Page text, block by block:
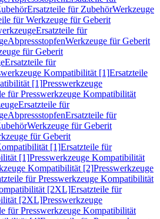
Ersatzteile für ZubehörWerkzeuge
für Werkzeuge für Geberit
Ersatzteile für
AbpressstopfenWerkzeuge für Geberit
für Geberit
Ersatzteile für
Kompatibilität [1]Ersatzteile
[1]Presswerkzeuge
für Presswerkzeuge Kompatibilität
Ersatzteile für
AbpressstopfenErsatzteile für
Werkzeuge für Geberit
für Geberit
[1]Ersatzteile für
[1]Presswerkzeuge Kompatibilität
Kompatibilität [2]Presswerkzeuge
für Presswerkzeuge Kompatibilität
[2XL]Ersatzteile für
[2XL]Presswerkzeuge
für Presswerkzeuge Kompatibilität